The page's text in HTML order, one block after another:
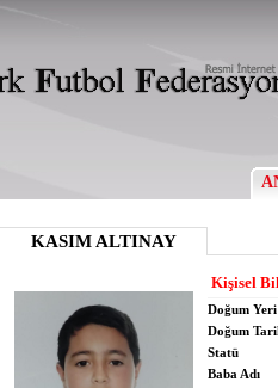
KASIM ALTINAY
Kişisel
Doğum Yeri
Doğum
Statü
Baba Adı